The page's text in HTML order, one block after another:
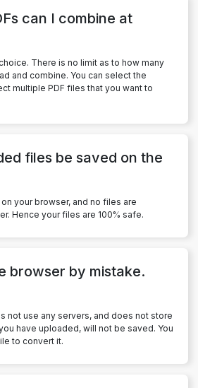
can I combine at
There is no limit as to how many
and combine. You can select the
multiple PDF files that you want to
files be saved on the
your browser, and no files are
Hence your files are 100% safe.
browser by mistake.
not use any servers, and does not store
have uploaded, will not be saved. You
to convert it.